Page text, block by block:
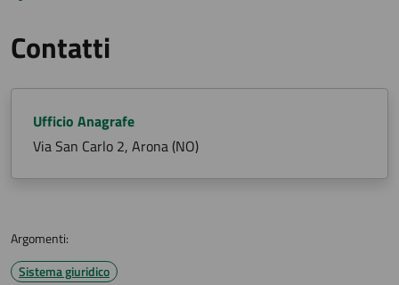
Contatti
Ufficio Anagrafe
Via San Carlo 2, Arona (NO)
Argomenti:
Sistema giuridico